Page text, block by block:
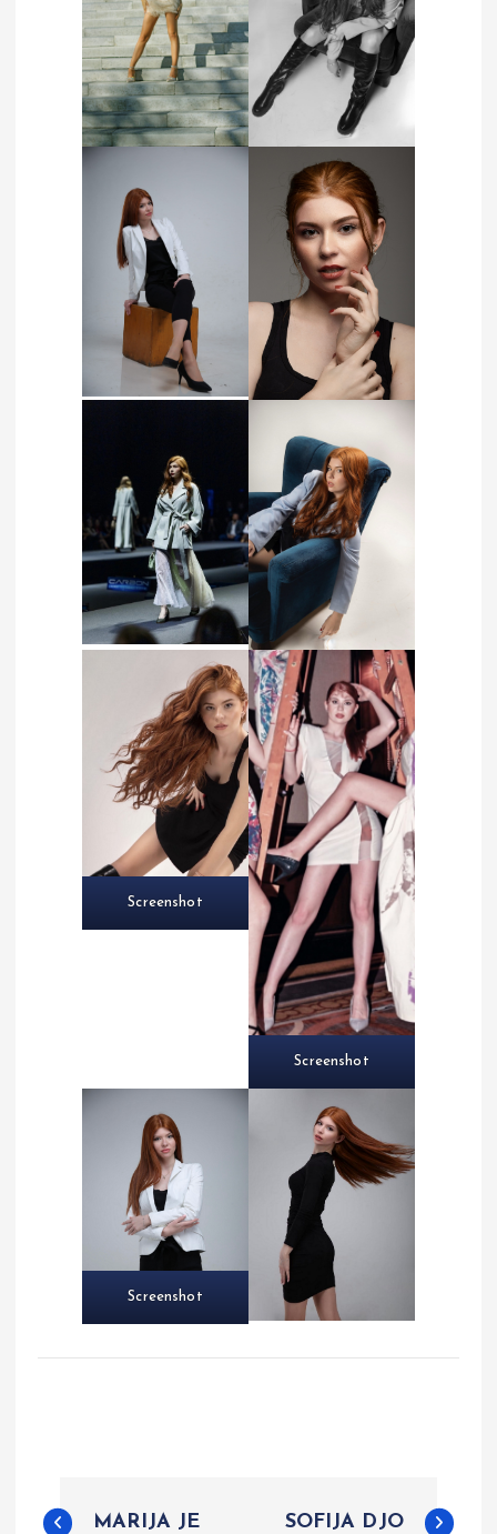
Screenshot
Screenshot
Screenshot
P
MARIJA JE SOFIJA DJO